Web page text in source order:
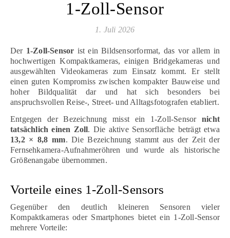
1-Zoll-Sensor
1. Juli 2026
Der 1-Zoll-Sensor ist ein Bildsensorformat, das vor allem in
hochwertigen Kompaktkameras, einigen Bridgekameras und
ausgewählten Videokameras zum Einsatz kommt. Er stellt
einen guten Kompromiss zwischen kompakter Bauweise und
hoher Bildqualität dar und hat sich besonders bei
anspruchsvollen Reise-, Street- und Alltagsfotografen etabliert.
Entgegen der Bezeichnung misst ein 1-Zoll-Sensor nicht
tatsächlich einen Zoll. Die aktive Sensorfläche beträgt etwa
13,2 × 8,8 mm. Die Bezeichnung stammt aus der Zeit der
Fernsehkamera-Aufnahmeröhren und wurde als historische
Größenangabe übernommen.
Vorteile eines 1-Zoll-Sensors
Gegenüber den deutlich kleineren Sensoren vieler
Kompaktkameras oder Smartphones bietet ein 1-Zoll-Sensor
mehrere Vorteile: